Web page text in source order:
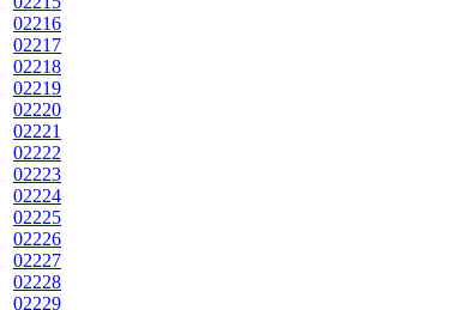
02216
02217
02218
02219
02220
02221
02222
02223
02224
02225
02226
02227
02228
02229